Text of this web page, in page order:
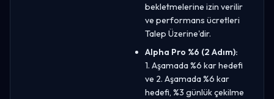
bekletmelerine izin verilir
ve performans ücretleri
Talep Üzerine'dir.
Alpha Pro %6 (2 Adım):
1. Aşamada %6 kar hedefi
ve 2. Aşamada %6 kar
hedefi, %3 günlük çekilme